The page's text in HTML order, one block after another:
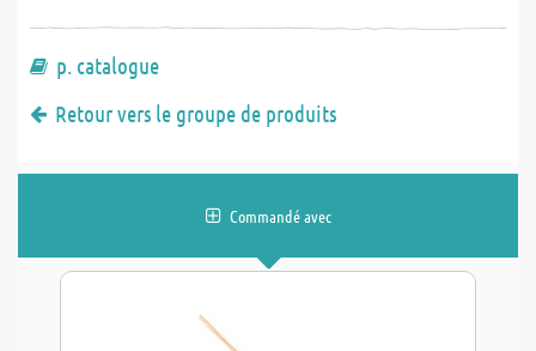
p. catalogue
Retour vers le groupe de produits
Commandé avec